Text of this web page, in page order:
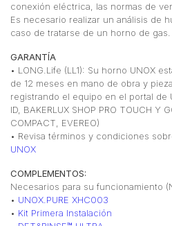
conexión eléctrica, las normas de
Es necesario realizar un análisis de
caso de tratarse de un horno de gas.
GARANTÍA
•⁠ ⁠LONG.Life (LL1): Su horno UNOX
de 12 meses en mano de obra y
registrando el equipo en el portal de
ID, BAKERLUX SHOP PRO TOUCH Y
COMPACT, EVEREO)
•⁠ Revisa términos y condiciones
UNOX
COMPLEMENTOS:
Necesarios para su funcionamiento
• UNOX.PURE XHC003
• Kit Primera Instalación